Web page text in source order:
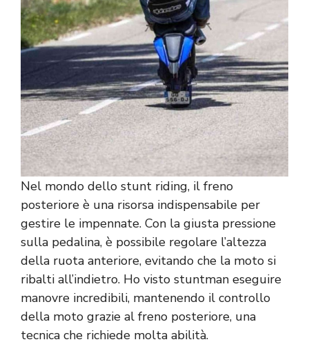
Nel mondo dello stunt riding, il freno
posteriore è una risorsa indispensabile per
gestire le impennate. Con la giusta pressione
sulla pedalina, è possibile regolare l’altezza
della ruota anteriore, evitando che la moto si
ribalti all’indietro. Ho visto stuntman eseguire
manovre incredibili, mantenendo il controllo
della moto grazie al freno posteriore, una
tecnica che richiede molta abilità.